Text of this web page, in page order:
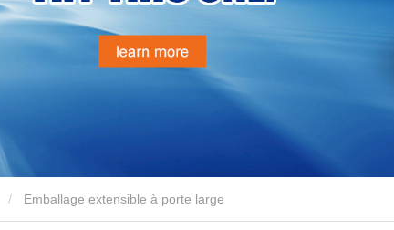
Emballage extensible à porte large